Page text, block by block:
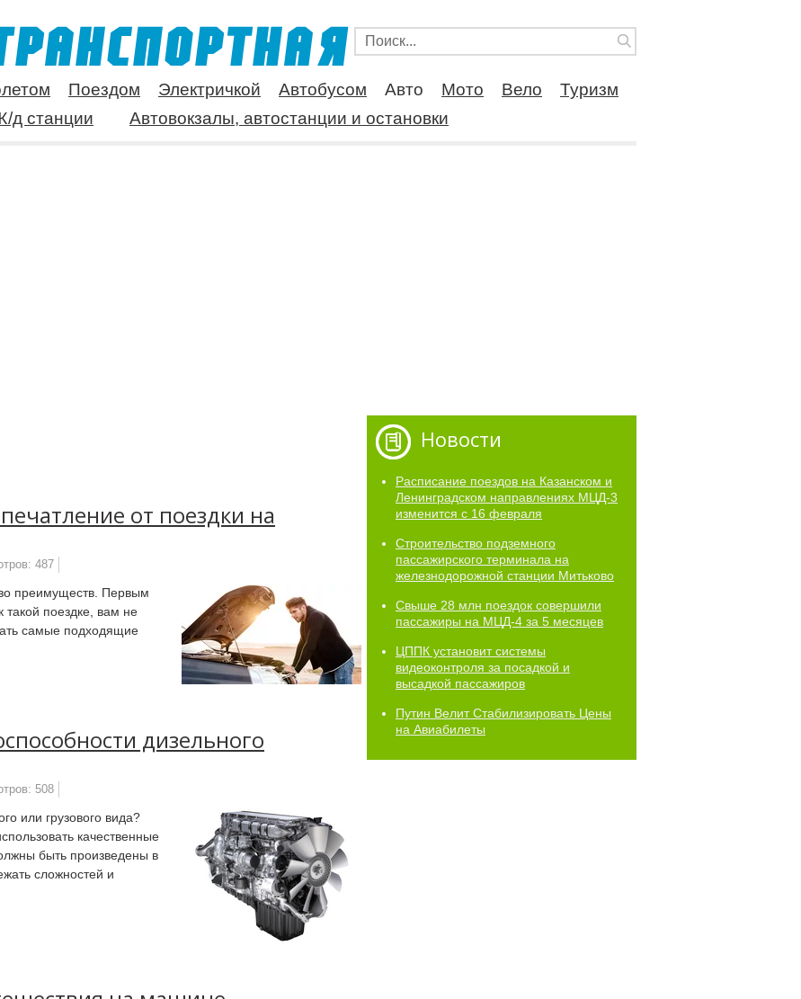
Поездом Электричкой Автобусом Авто Мото Вело
Туризм
д станции Автовокзалы, автостанции и остановки
от поездки на
487
преимуществ. Первым
такой поездке, вам не
самые подходящие
дизельного
508
или грузового вида?
качественные
быть произведены в
сложностей и
Новости
Расписание поездов на Казанском и
Ленинградском направлениях МЦД-3
изменится с 16 февраля
Строительство подземного
пассажирского терминала на
железнодорожной станции Митьково
Свыше 28 млн поездок совершили
пассажиры на МЦД-4 за 5 месяцев
ЦППК установит системы
видеоконтроля за посадкой и
высадкой пассажиров
Путин Велит Стабилизировать Цены
на Авиабилеты